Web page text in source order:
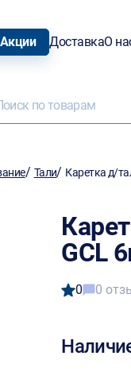
Акции ДоставкаО
/ Тали/ Каретка д/
GCL
0 0